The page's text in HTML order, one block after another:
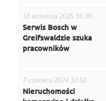
18 września 2025 16:35
Serwis Bosch w
Greifswaldzie szuka
pracowników
7 czerwca 2024 10:52
Nieruchomości